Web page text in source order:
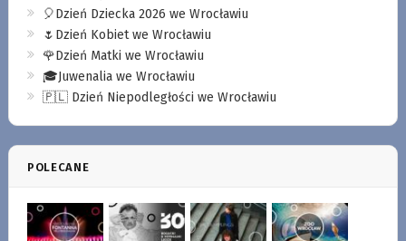
🎈Dzień Dziecka 2026 we Wrocławiu
🌷Dzień Kobiet we Wrocławiu
🌹Dzień Matki we Wrocławiu
🎓Juwenalia we Wrocławiu
🇵🇱 Dzień Niepodległości we Wrocławiu
POLECANE